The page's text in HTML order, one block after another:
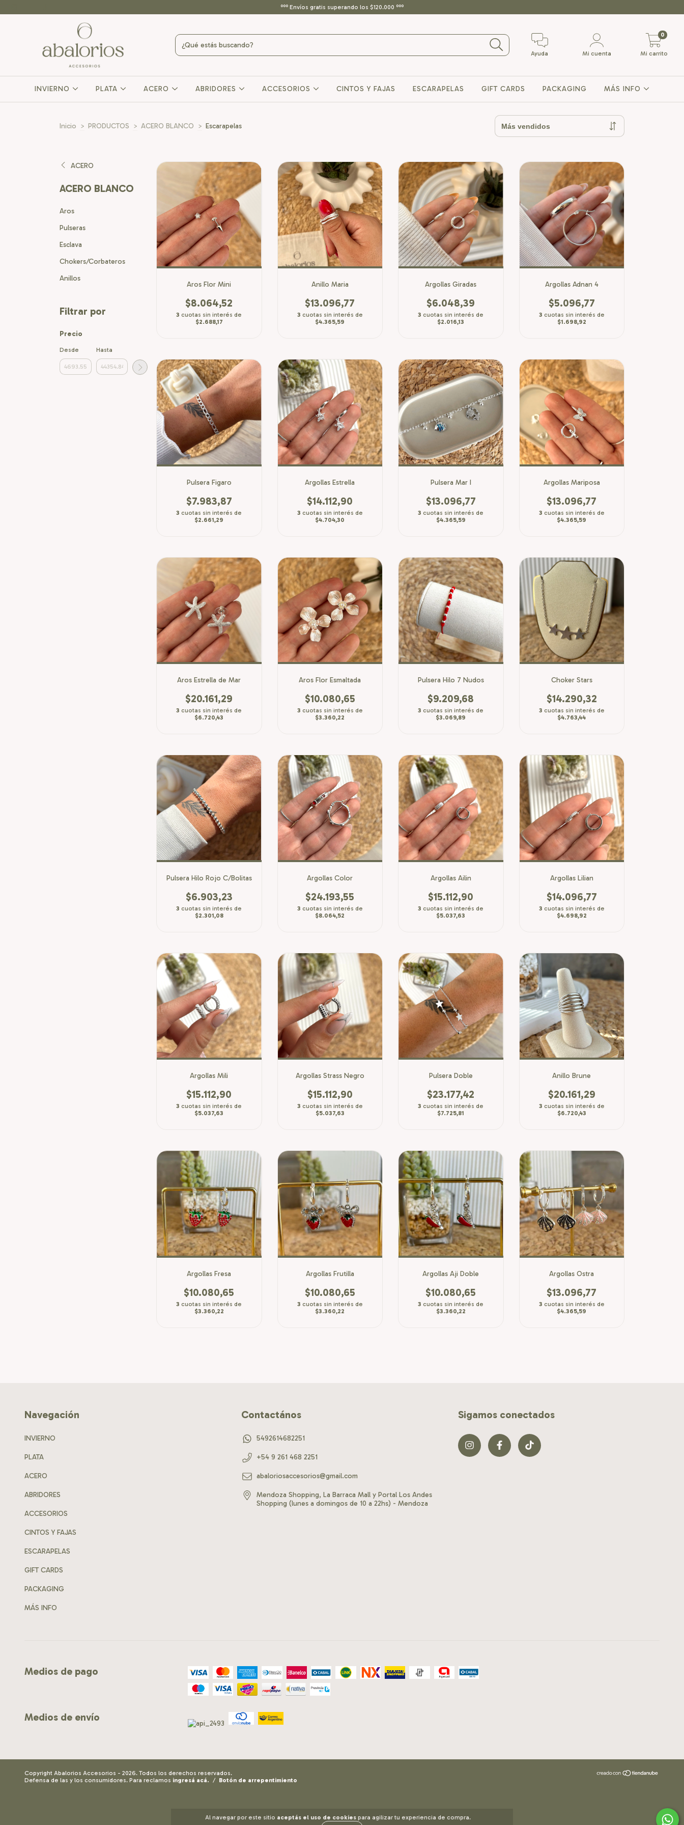
ººº Envíos gratis superando los $120.000 ººº
Ayuda Mi cuenta Mi carrito
0
INVIERNO PLATA ACERO ABRIDORES ACCESORIOS CINTOS Y FAJAS ESCARAPELAS GIFT CARDS PACKAGING MÁS INFO
Al navegar por este sitio aceptás el uso de cookies para agilizar tu experiencia de compra.
Inicio > PRODUCTOS > ACERO BLANCO > Escarapelas
ACERO
ACERO BLANCO
Aros
Pulseras
Esclava
Chokers/Corbateros
Anillos
Filtrar por
Precio
Desde Hasta
Aros Flor Mini
$8.064,52
3 cuotas sin interés de
$2.688,17
Anillo Maria
$13.096,77
3 cuotas sin interés de
$4.365,59
Argollas Giradas
$6.048,39
3 cuotas sin interés de
$2.016,13
Argollas Adnan 4
$5.096,77
3 cuotas sin interés de
$1.698,92
Pulsera Figaro
$7.983,87
3 cuotas sin interés de
$2.661,29
Argollas Estrella
$14.112,90
3 cuotas sin interés de
$4.704,30
Pulsera Mar I
$13.096,77
3 cuotas sin interés de
$4.365,59
Argollas Mariposa
$13.096,77
3 cuotas sin interés de
$4.365,59
Aros Estrella de Mar
$20.161,29
3 cuotas sin interés de
$6.720,43
Aros Flor Esmaltada
$10.080,65
3 cuotas sin interés de
$3.360,22
Pulsera Hilo 7 Nudos
$9.209,68
3 cuotas sin interés de
$3.069,89
Choker Stars
$14.290,32
3 cuotas sin interés de
$4.763,44
Pulsera Hilo Rojo C/Bolitas
$6.903,23
3 cuotas sin interés de
$2.301,08
Argollas Color
$24.193,55
3 cuotas sin interés de
$8.064,52
Argollas Ailin
$15.112,90
3 cuotas sin interés de
$5.037,63
Argollas Lilian
$14.096,77
3 cuotas sin interés de
$4.698,92
Argollas Mili
$15.112,90
3 cuotas sin interés de
$5.037,63
Argollas Strass Negro
$15.112,90
3 cuotas sin interés de
$5.037,63
Pulsera Doble
$23.177,42
3 cuotas sin interés de
$7.725,81
Anillo Brune
$20.161,29
3 cuotas sin interés de
$6.720,43
Argollas Fresa
$10.080,65
3 cuotas sin interés de
$3.360,22
Argollas Frutilla
$10.080,65
3 cuotas sin interés de
$3.360,22
Argollas Aji Doble
$10.080,65
3 cuotas sin interés de
$3.360,22
Argollas Ostra
$13.096,77
3 cuotas sin interés de
$4.365,59
Navegación
INVIERNO
PLATA
ACERO
ABRIDORES
ACCESORIOS
CINTOS Y FAJAS
ESCARAPELAS
GIFT CARDS
PACKAGING
MÁS INFO
Contactános
5492614682251
+54 9 261 468 2251
abaloriosaccesorios@gmail.com
Mendoza Shopping, La Barraca Mall y Portal Los Andes
Shopping (lunes a domingos de 10 a 22hs) - Mendoza
Sigamos conectados
Medios de pago
Medios de envío
Copyright Abalorios Accesorios - 2026. Todos los derechos reservados.
Defensa de las y los consumidores. Para reclamos ingresá acá. / Botón de arrepentimiento